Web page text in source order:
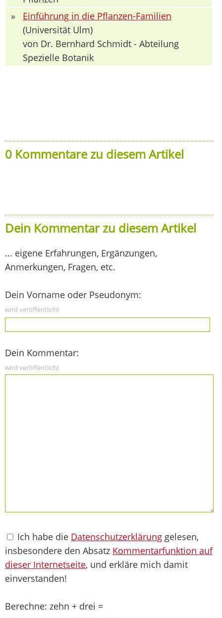
»
Einführung in die Pflanzen-Familien
(Universität Ulm)
von Dr. Bernhard Schmidt - Abteilung
Spezielle Botanik
0 Kommentare zu diesem Artikel
Dein Kommentar zu diesem Artikel
... eigene Erfahrungen, Ergänzungen,
Anmerkungen, Fragen, etc.
Dein Vorname oder Pseudonym:
wird veröffentlicht
Dein Kommentar:
wird veröffentlicht
Ich habe die Datenschutzerklärung gelesen,
insbesondere den Absatz Kommentarfunktion auf
dieser Internetseite, und erkläre mich damit
einverstanden!
Berechne: zehn + drei =